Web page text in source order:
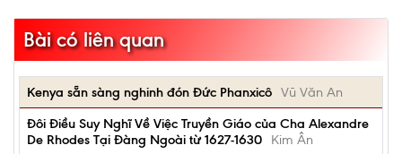
Bài có liên quan
Kenya sẵn sàng nghinh đón Đức Phanxicô Vũ Văn An
Đôi Điều Suy Nghĩ Về Việc Truyền Giáo của Cha Alexandre
De Rhodes Tại Đàng Ngoài từ 1627-1630
Kim Ân